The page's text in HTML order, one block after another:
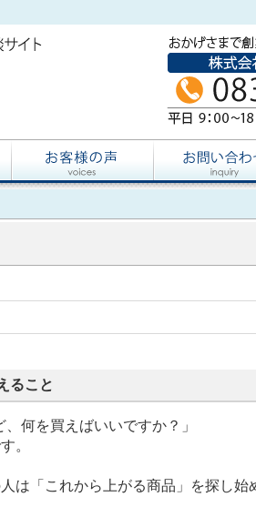
ること
、何を買えばいいですか？」
。
は「これから上がる商品」を探し始